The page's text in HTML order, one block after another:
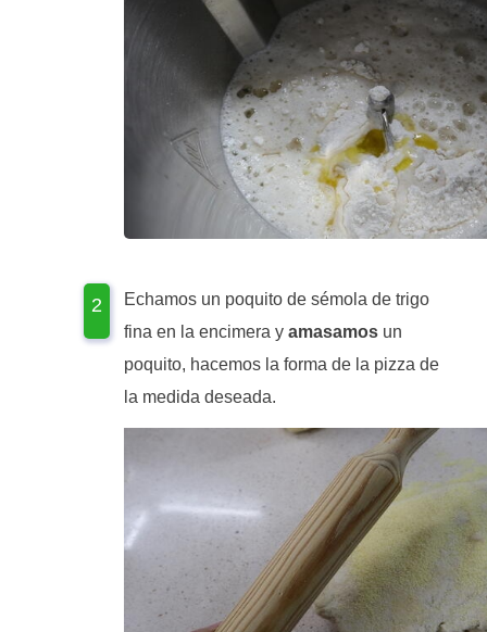
Echamos un poquito de sémola de trigo
fina en la encimera y amasamos un
poquito, hacemos la forma de la pizza de
la medida deseada.